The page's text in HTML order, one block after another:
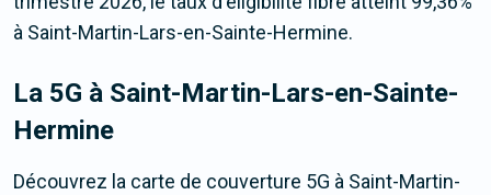
à Saint-Martin-Lars-en-Sainte-Hermine.
La 5G à Saint-Martin-Lars-en-Sainte-
Hermine
Découvrez la carte de couverture 5G à Saint-Martin-